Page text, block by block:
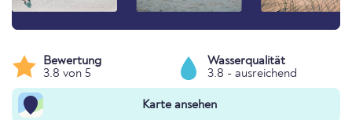
Bewertung
3.8 von 5
Wasserqualität
3.8 - ausreichend
Karte ansehen